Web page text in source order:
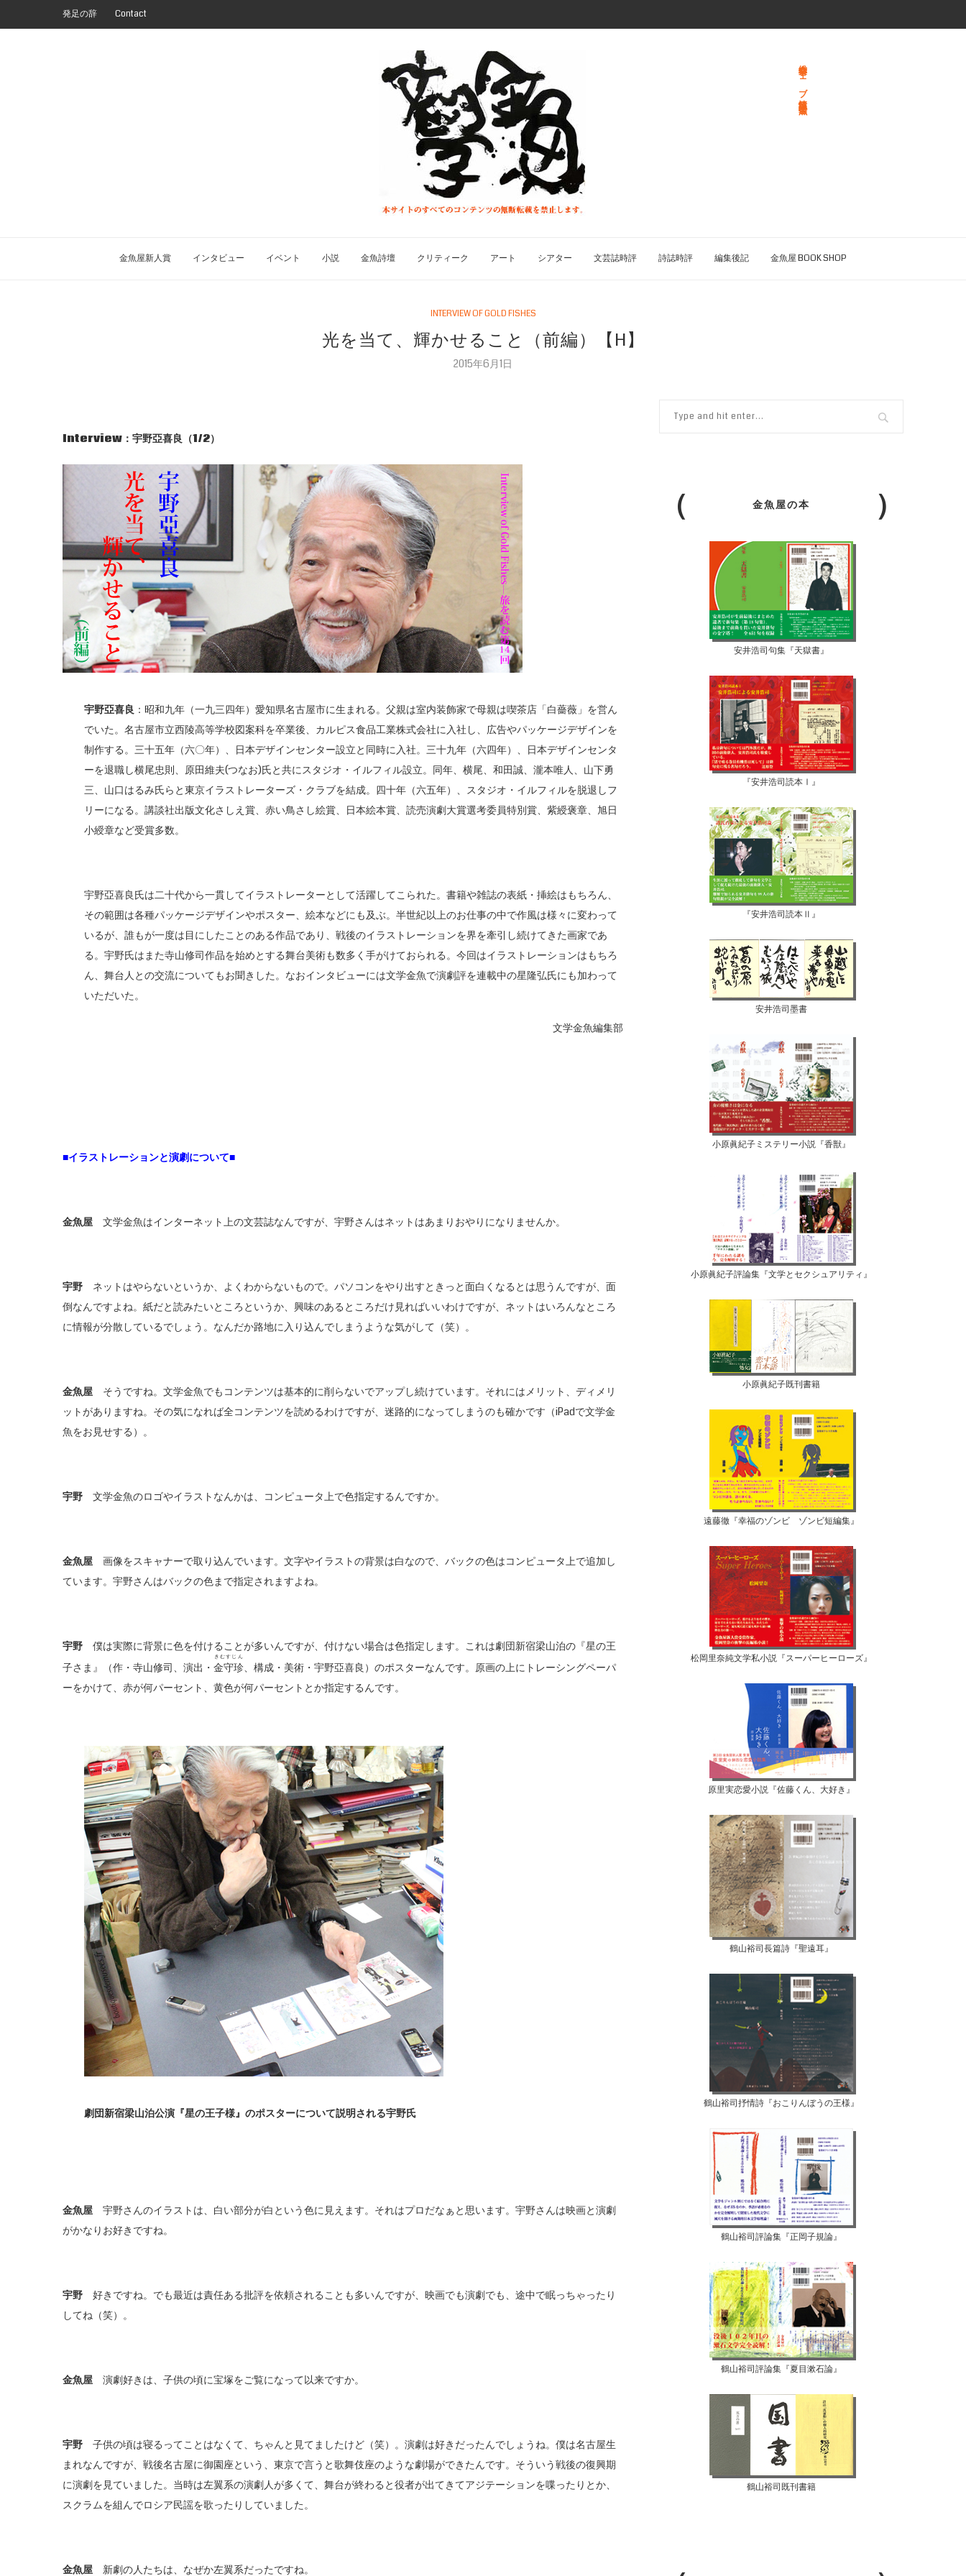
発足の辞 Contact
総合文学ウェブ情報誌 文学金魚
金魚屋新人賞 インタビュー イベント 小説 金魚詩壇 クリティーク アート シアター 文芸誌時評 詩誌時評 編集後記 金魚屋 BOOK SHOP
INTERVIEW OF GOLD FISHES
光を当て、輝かせること（前編）【H】
2015年6月1日
Interview ：宇野亞喜良（1/2）
宇野亞喜良 ：昭和九年（一九三四年）愛知県名古屋市に生まれる。父親は室内装飾家で母親は喫茶店「白薔薇」を営ん
でいた。名古屋市立西陵高等学校図案科を卒業後、カルピス食品工業株式会社に入社し、広告やパッケージデザインを
制作する。三十五年（六〇年）、日本デザインセンター設立と同時に入社。三十九年（六四年）、日本デザインセンタ
ーを退職し横尾忠則、原田維夫(つなお)氏と共にスタジオ・イルフィル設立。同年、横尾、和田誠、瀧本唯人、山下勇
三、山口はるみ氏らと東京イラストレーターズ・クラブを結成。四十年（六五年）、スタジオ・イルフィルを脱退しフ
リーになる。講談社出版文化さしえ賞、赤い鳥さし絵賞、日本絵本賞、読売演劇大賞選考委員特別賞、紫綬褒章、旭日
小綬章など受賞多数。
宇野亞喜良氏は二十代から一貫してイラストレーターとして活躍してこられた。書籍や雑誌の表紙・挿絵はもちろん、
その範囲は各種パッケージデザインやポスター、絵本などにも及ぶ。半世紀以上のお仕事の中で作風は様々に変わって
いるが、誰もが一度は目にしたことのある作品であり、戦後のイラストレーションを界を牽引し続けてきた画家であ
る。宇野氏はまた寺山修司作品を始めとする舞台美術も数多く手がけておられる。今回はイラストレーションはもちろ
ん、舞台人との交流についてもお聞きした。なおインタビューには文学金魚で演劇評を連載中の星隆弘氏にも加わって
いただいた。
文学金魚編集部
■イラストレーションと演劇について■
金魚屋 文学金魚はインターネット上の文芸誌なんですが、宇野さんはネットはあまりおやりになりませんか。
宇野 ネットはやらないというか、よくわからないもので。パソコンをやり出すときっと面白くなるとは思うんですが、面
倒なんですよね。紙だと読みたいところというか、興味のあるところだけ見ればいいわけですが、ネットはいろんなところ
に情報が分散しているでしょう。なんだか路地に入り込んでしまうような気がして（笑）。
金魚屋 そうですね。文学金魚でもコンテンツは基本的に削らないでアップし続けています。それにはメリット、ディメリ
ットがありますね。その気になれば全コンテンツを読めるわけですが、迷路的になってしまうのも確かです（iPadで文学金
魚をお見せする）。
宇野 文学金魚のロゴやイラストなんかは、コンピュータ上で色指定するんですか。
金魚屋 画像をスキャナーで取り込んでいます。文字やイラストの背景は白なので、バックの色はコンピュータ上で追加し
ています。宇野さんはバックの色まで指定されますよね。
宇野 僕は実際に背景に色を付けることが多いんですが、付けない場合は色指定します。これは劇団新宿梁山泊の『星の王
子さま』（作・寺山修司、演出・ 金守珍
きむすじん
、構成・美術・宇野亞喜良）のポスターなんです。原画の上にトレーシングペーパ
ーをかけて、赤が何パーセント、黄色が何パーセントとか指定するんです。
劇団新宿梁山泊公演『星の王子様』のポスターについて説明される宇野氏
金魚屋 宇野さんのイラストは、白い部分が白という色に見えます。それはプロだなぁと思います。宇野さんは映画と演劇
がかなりお好きですね。
宇野 好きですね。でも最近は責任ある批評を依頼されることも多いんですが、映画でも演劇でも、途中で眠っちゃったり
してね（笑）。
金魚屋 演劇好きは、子供の頃に宝塚をご覧になって以来ですか。
宇野 子供の頃は寝るってことはなくて、ちゃんと見てましたけど（笑）。演劇は好きだったんでしょうね。僕は名古屋生
まれなんですが、戦後名古屋に御園座という、東京で言うと歌舞伎座のような劇場ができたんです。そういう戦後の復興期
に演劇を見ていました。当時は左翼系の演劇人が多くて、舞台が終わると役者が出てきてアジテーションを喋ったりとか、
スクラムを組んでロシア民謡を歌ったりしていました。
金魚屋 新劇の人たちは、なぜか左翼系だったですね。
金魚屋の本
安井浩司句集『天獄書』
『安井浩司読本Ⅰ』
『安井浩司読本Ⅱ』
安井浩司墨書
小原眞紀子ミステリー小説『香獣』
小原眞紀子評論集『文学とセクシュアリティ』
小原眞紀子既刊書籍
遠藤徹『幸福のゾンビ ゾンビ短編集』
松岡里奈純文学私小説『スーパーヒーローズ』
原里実恋愛小説『佐藤くん、大好き』
鶴山裕司長篇詩『聖遠耳』
鶴山裕司抒情詩『おこりんぼうの王様』
鶴山裕司評論集『正岡子規論』
鶴山裕司評論集『夏目漱石論』
鶴山裕司既刊書籍